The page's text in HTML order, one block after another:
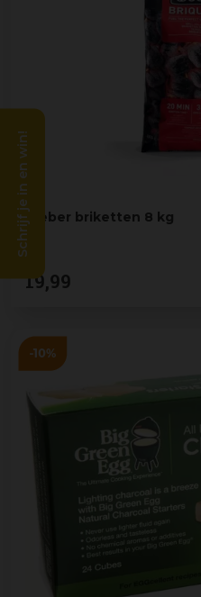
Weber briketten 8 kg
19,99
Schrijf je in en win!